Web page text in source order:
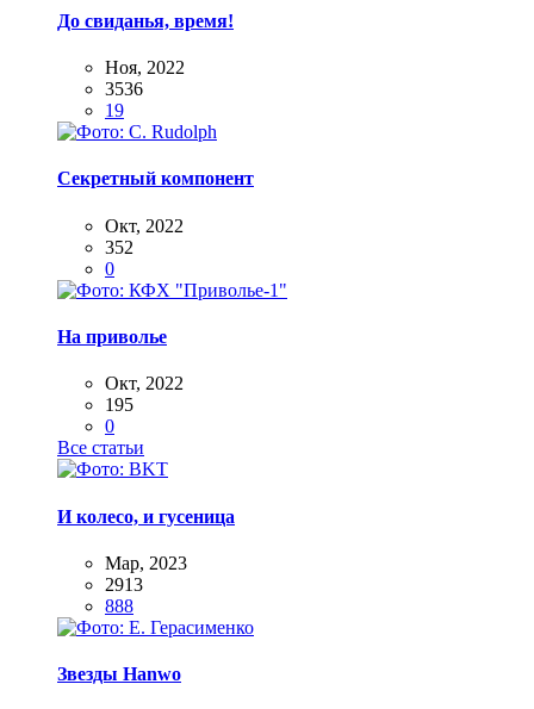
До свиданья, время!
Ноя, 2022
3536
19
Секретный компонент
Окт, 2022
352
0
На приволье
Окт, 2022
195
0
Все статьи
И колесо, и гусеница
Мар, 2023
2913
888
Звезды Hanwo